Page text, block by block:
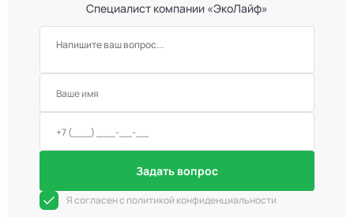
Специалист компании «ЭкоЛайф»
Задать вопрос
Я согласен с политикой конфиденциальности